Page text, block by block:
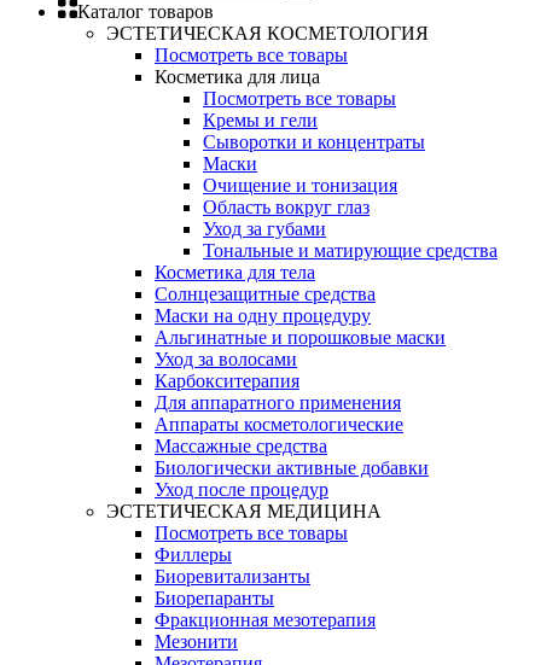
Каталог товаров
ЭСТЕТИЧЕСКАЯ КОСМЕТОЛОГИЯ
Посмотреть все товары
Косметика для лица
Посмотреть все товары
Кремы и гели
Сыворотки и концентраты
Маски
Очищение и тонизация
Область вокруг глаз
Уход за губами
Тональные и матирующие средства
Косметика для тела
Солнцезащитные средства
Маски на одну процедуру
Альгинатные и порошковые маски
Уход за волосами
Карбокситерапия
Для аппаратного применения
Аппараты косметологические
Массажные средства
Биологически активные добавки
Уход после процедур
ЭСТЕТИЧЕСКАЯ МЕДИЦИНА
Посмотреть все товары
Филлеры
Биоревитализанты
Биорепаранты
Фракционная мезотерапия
Мезонити